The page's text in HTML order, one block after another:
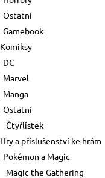
Ostatní
Gamebook
Komiksy
DC
Marvel
Manga
Ostatní
Čtyřlístek
Hry a příslušenství ke hrám
Pokémon a Magic
Magic the Gathering